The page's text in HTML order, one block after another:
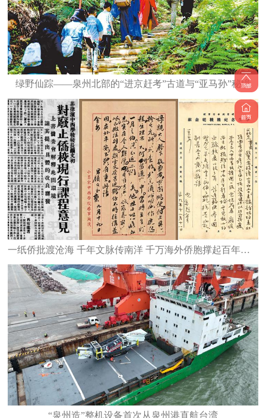
绿野仙踪——泉州北部的“进京赶考”古道与“亚马孙”秘境
一纸侨批渡沧海 千年文脉传南洋 千万海外侨胞撑起百年华文教育
“泉州造”整机设备首次从泉州港直航台湾